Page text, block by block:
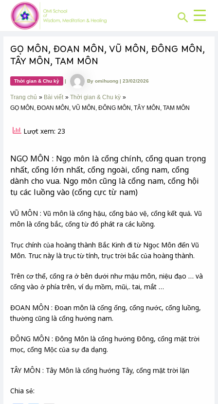
content
Search
GỌ MÔN, ĐOAN MÔN, VŨ MÔN, ĐÔNG MÔN,
TÂY MÔN, TAM MÔN
Thời gian & Chu kỳ | Byomihuong|23/02/2026
Trang chủ Bài viết
Thời gian & Chu kỳ
GỌ MÔN, ĐOAN MÔN, VŨ MÔN, ĐÔNG MÔN, TÂY MÔN, TAM MÔN
Lượt xem: 23
NGỌ MÔN : Ngọ môn là cổng chính, cổng quan trọng
nhất, cổng lớn nhất, cổng ngoài, cổng nam, cổng
dành cho vua. Ngọ môn cũng là cổng nam, cổng hội
tụ các luồng vào (cổng cực từ nam)
VŨ MÔN : Vũ môn là cổng hậu, cổng bảo vệ, cổng kết quả. Vũ
môn là cổng bắc, cổng từ đó phát ra các luồng.
Trục chính của hoàng thành Bắc Kinh đi từ Ngọc Môn đến Vũ
Môn. Truc này là trục từ tính, trục trời bắc của hoàng thành.
Trên cơ thể, cổng ra ở bên dưới như mậu môn, niệu đạo … và
cổng vào ở phía trên, ví dụ mồm, mũi,. tai, mắt …
ĐOAN MÔN : Đoan môn là cống ống, cổng nước, cổng luồng,
thường cũng là cổng hướng nam.
ĐÔNG MÔN : Đông Môn là cổng hướng Đông, cổng mặt trời
mọc, cổng Mộc của sự đa dạng.
TÂY MÔN : Tây Môn là cổng hướng Tây, cổng mặt trời lặn
Chia sẻ:
Post
navigation
CHUYÊN
MỤC: